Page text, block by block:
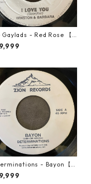
Gaylads - Red Rose 【7
】
- Bayon【7-
】